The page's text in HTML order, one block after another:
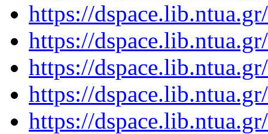
https://
https://
https://
https://
https://